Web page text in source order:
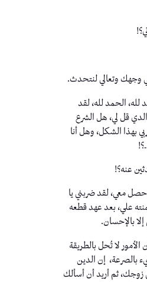
وجهك وتعالي لنتحدث.
لله، الحمد لله، لقد
قل لي، هل الشرع
بهذا الشكل، وهل أنا
عنه؟!
معي، لقد ضربني يا
علي، بعد عهد قطعه
بالإحسان.
الأمور لا تُحل بالطريقة
بالصرعة، إن الدين
زوجك، ثم أريد أن أسألك